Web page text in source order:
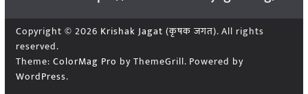
Copyright © 2026 Krishak Jagat (कृषक जगत). All rights
reserved.
Theme: ColorMag Pro by ThemeGrill. Powered by
WordPress.